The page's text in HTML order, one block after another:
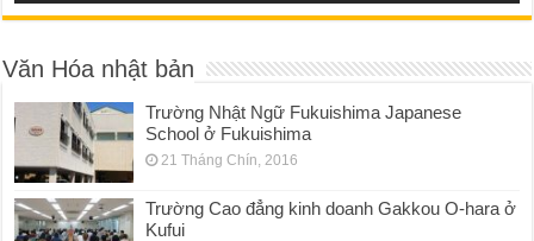
Văn Hóa nhật bản
Trường Nhật Ngữ Fukuishima Japanese
School ở Fukuishima
21 Tháng Chín, 2016
Trường Cao đẳng kinh doanh Gakkou O-hara ở
Kufui